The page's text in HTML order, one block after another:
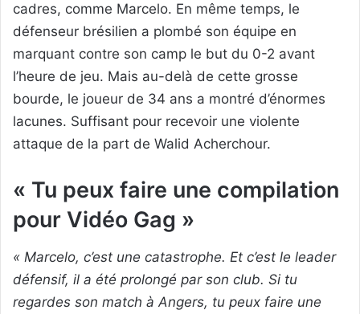
cadres, comme Marcelo. En même temps, le
défenseur brésilien a plombé son équipe en
marquant contre son camp le but du 0-2 avant
l’heure de jeu. Mais au-delà de cette grosse
bourde, le joueur de 34 ans a montré d’énormes
lacunes. Suffisant pour recevoir une violente
attaque de la part de Walid Acherchour.
« Tu peux faire une compilation
pour Vidéo Gag »
« Marcelo, c’est une catastrophe. Et c’est le leader
défensif, il a été prolongé par son club. Si tu
regardes son match à Angers, tu peux faire une